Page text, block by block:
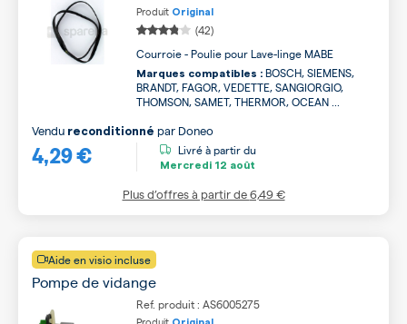
Produit Original
(42)
Courroie - Poulie pour Lave-linge MABE
Marques compatibles : BOSCH, SIEMENS,
BRANDT, FAGOR, VEDETTE, SANGIORGIO,
THOMSON, SAMET, THERMOR, OCEAN ...
4,29 €
Vendu reconditionné par Doneo
Livré à partir du
Mercredi 12 août
Plus d’offres à partir de6,49 €
Aide en visio incluse
Pompe de vidange
Ref. produit : AS6005275